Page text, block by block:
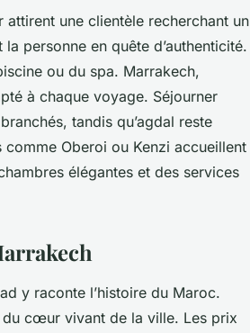
une clientèle recherchant un
personne en quête d’authenticité.
ou du spa. Marrakech,
à chaque voyage. Séjourner
tandis qu’agdal reste
Oberoi ou Kenzi accueillent
élégantes et des services
y raconte l’histoire du Maroc.
du cœur vivant de la ville. Les prix